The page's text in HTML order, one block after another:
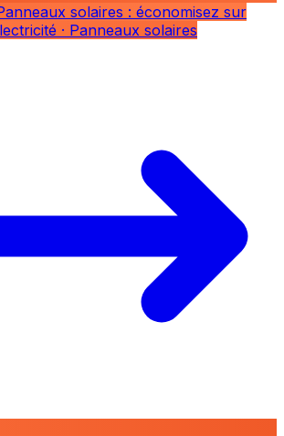
solaires : économisez sur
· Panneaux solaires